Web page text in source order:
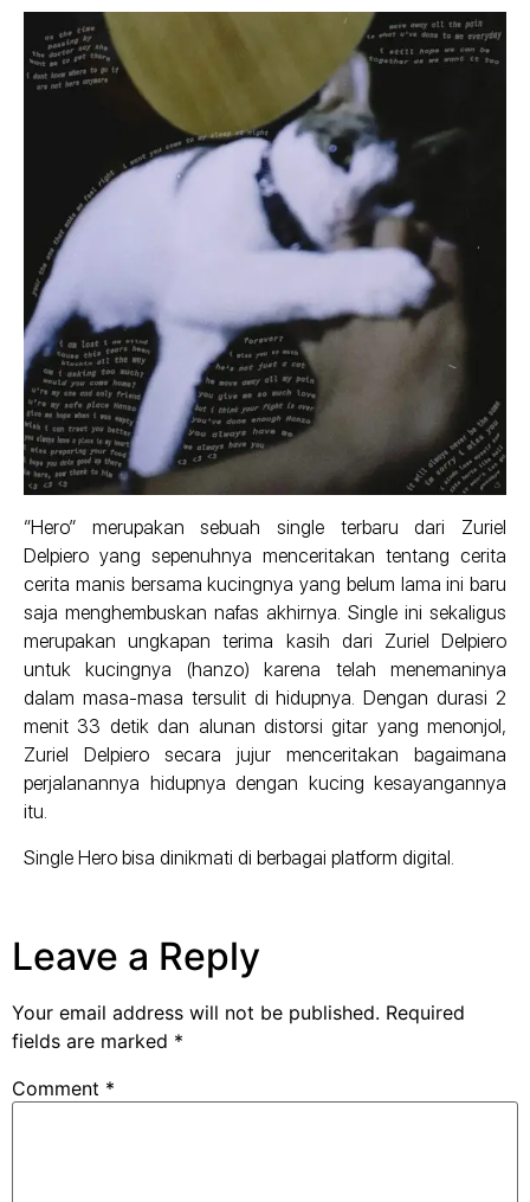
“Hero” merupakan sebuah single terbaru dari Zuriel
Delpiero yang sepenuhnya menceritakan tentang cerita
cerita manis bersama kucingnya yang belum lama ini baru
saja menghembuskan nafas akhirnya. Single ini sekaligus
merupakan ungkapan terima kasih dari Zuriel Delpiero
untuk kucingnya (hanzo) karena telah menemaninya
dalam masa-masa tersulit di hidupnya. Dengan durasi 2
menit 33 detik dan alunan distorsi gitar yang menonjol,
Zuriel Delpiero secara jujur menceritakan bagaimana
perjalanannya hidupnya dengan kucing kesayangannya
itu.
Single Hero bisa dinikmati di berbagai platform digital.
Leave a Reply
Your email address will not be published. Required
fields are marked *
Comment *